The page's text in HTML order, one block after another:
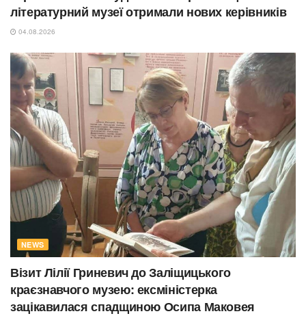
літературний музеї отримали нових керівників
04.08.2026
NEWS
Візит Лілії Гриневич до Заліщицького
краєзнавчого музею: ексміністерка
зацікавилася спадщиною Осипа Маковея